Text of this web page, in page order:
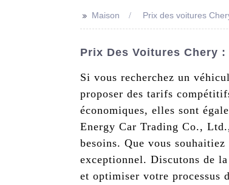
>> Maison Prix ​​des voitures
Prix ​​des Voitures Chery
Si vous recherchez un
proposer des tarifs
économiques, elles sont
Energy Car Trading Co.,
besoins. Que vous
exceptionnel. Discutons de
et optimiser votre processus